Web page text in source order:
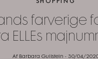
SHOPPING
farverige
ELLEs
Af Barbara Gullstein - 30/04/